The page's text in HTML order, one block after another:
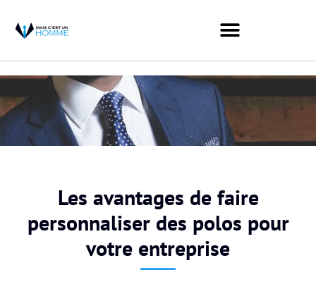
Les avantages de faire
personnaliser des polos pour
votre entreprise